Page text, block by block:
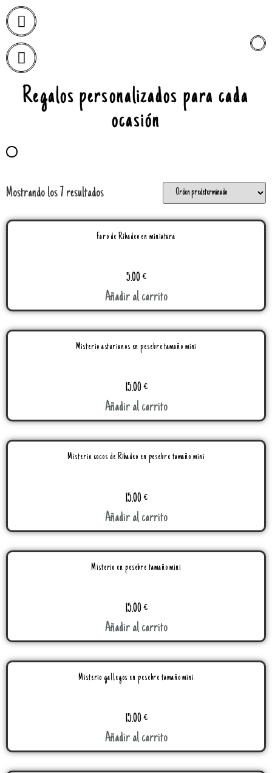
Regalos personalizados para cada
ocasión
Mostrando los 7 resultados
Faro de Ribadeo en miniatura
5.00€
Añadir al carrito
Misterio asturianos en pesebre tamaño mini
15.00€
Añadir al carrito
Misterio cocos de Ribadeo en pesebre tamaño mini
15.00€
Añadir al carrito
Misterio en pesebre tamaño mini
15.00€
Añadir al carrito
Misterio gallegos en pesebre tamaño mini
15.00€
Añadir al carrito